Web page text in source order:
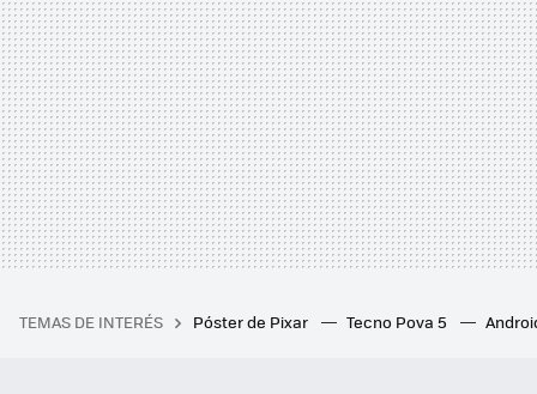
TEMAS DE INTERÉS Póster de Pixar Tecno Pova 5